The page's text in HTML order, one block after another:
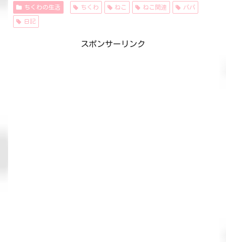
ちくわの生活 ちくわ ねこ ねこ関連 パパ
日記
スポンサーリンク